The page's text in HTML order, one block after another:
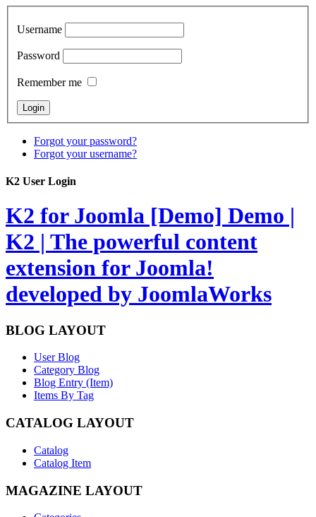
Username
Password
Remember me
Forgot your password?
Forgot your username?
K2 User Login
K2 for Joomla [Demo] Demo |
K2 | The powerful content
extension for Joomla!
developed by JoomlaWorks
BLOG LAYOUT
User Blog
Category Blog
Blog Entry (Item)
Items By Tag
CATALOG LAYOUT
Catalog
Catalog Item
MAGAZINE LAYOUT